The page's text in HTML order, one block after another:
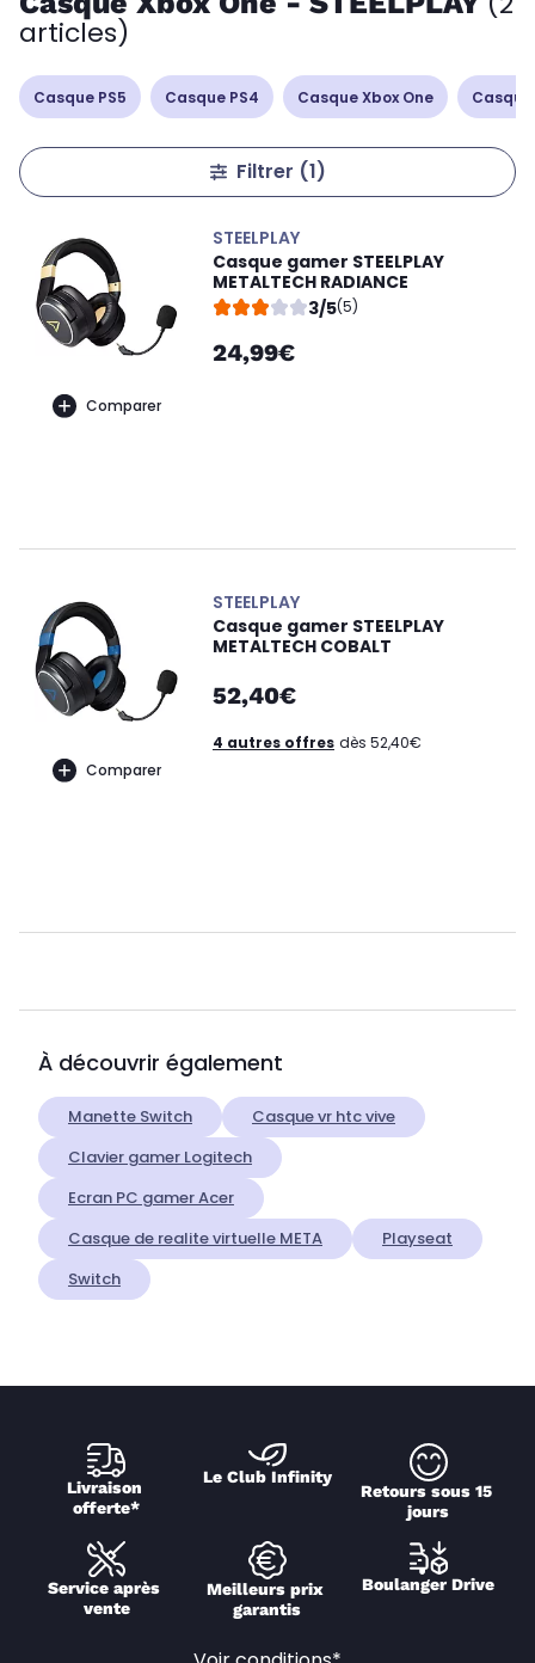
articles)
Casque PS5 Casque PS4 Casque Xbox One Casque
Filtrer (1)
Comparer
STEELPLAY
Casque gamer STEELPLAY
METALTECH RADIANCE
3/5(5)
24,99€
Comparer
STEELPLAY
Casque gamer STEELPLAY
METALTECH COBALT
52,40€
4 autres offres dès 52,40€
À découvrir également
Manette Switch
Casque vr htc vive
Clavier gamer Logitech
Ecran PC gamer Acer
Casque de realite virtuelle META
Playseat
Switch
Livraison
offerte*
Le Club Infinity
Retours sous 15
jours
Service après
vente
Meilleurs prix
garantis
Boulanger Drive